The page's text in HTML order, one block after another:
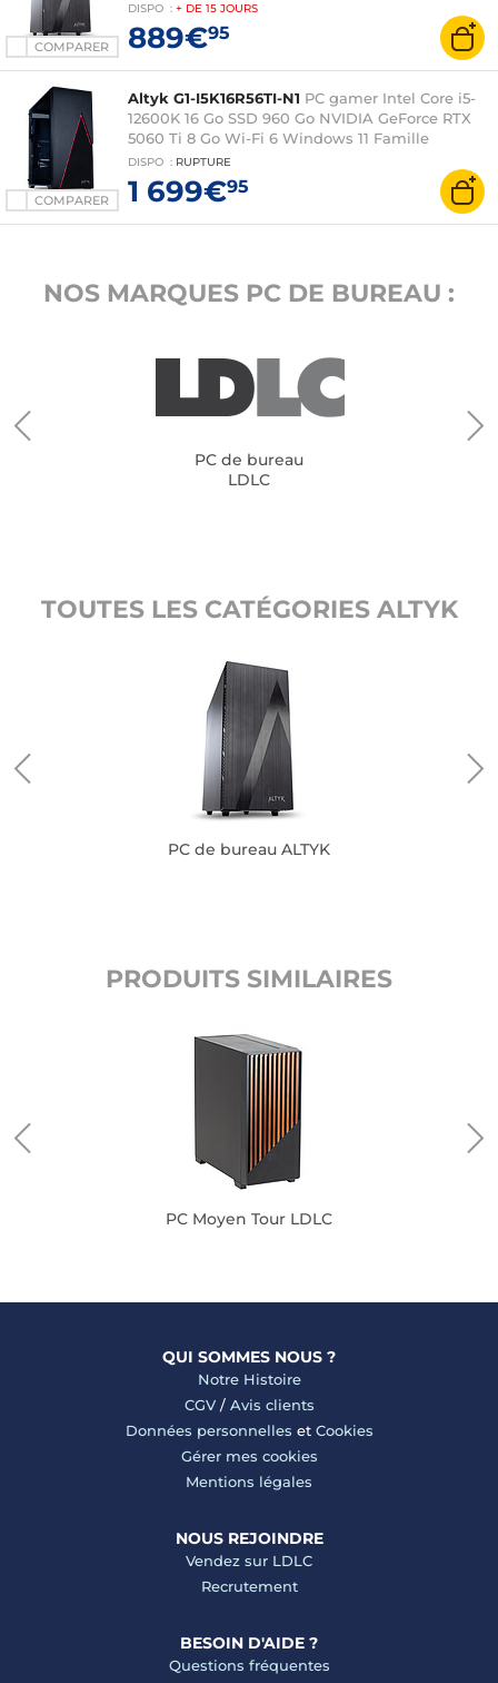
COMPARER
DISPO : + DE 15 JOURS
889€95
COMPARER
Altyk G1-I5K16R56TI-N1 PC gamer Intel Core i5-
12600K 16 Go SSD 960 Go NVIDIA GeForce RTX
5060 Ti 8 Go Wi-Fi 6 Windows 11 Famille
DISPO : RUPTURE
1 699€95
NOS MARQUES PC DE BUREAU :
PC de bureau
LDLC
TOUTES LES CATÉGORIES ALTYK
PC de bureau ALTYK
PRODUITS SIMILAIRES
PC Moyen Tour LDLC
QUI SOMMES NOUS ?
Notre Histoire
CGV/ Avis clients
Données personnelles et Cookies
Gérer mes cookies
Mentions légales
NOUS REJOINDRE
Vendez sur LDLC
Recrutement
BESOIN D'AIDE ?
Questions fréquentes